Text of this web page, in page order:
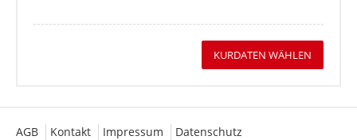
KURDATEN WÄHLEN
AGB Kontakt Impressum Datenschutz